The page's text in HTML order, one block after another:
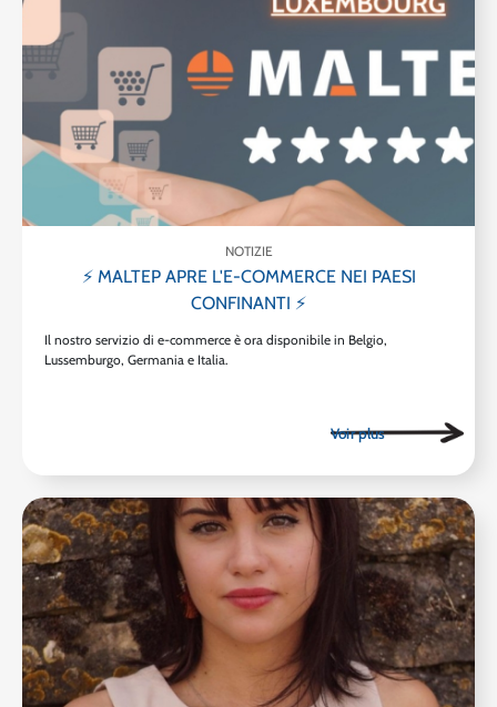
NOTIZIE
⚡ MALTEP APRE L'E-COMMERCE NEI PAESI
CONFINANTI ⚡
Il nostro servizio di e-commerce è ora disponibile in Belgio,
Lussemburgo, Germania e Italia.